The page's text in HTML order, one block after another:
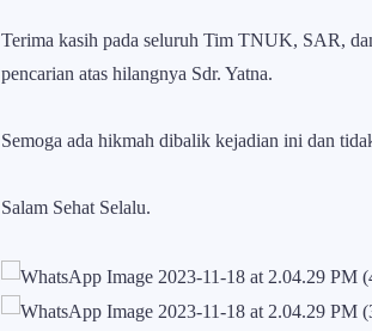
Terima kasih pada seluruh Tim TNUK, SAR,
pencarian atas hilangnya Sdr. Yatna.
Semoga ada hikmah dibalik kejadian ini dan
Salam Sehat Selalu.